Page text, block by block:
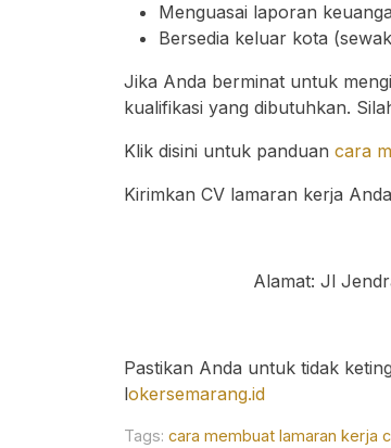
Menguasai laporan
Bersedia keluar kota
Jika Anda berminat untuk
kualifikasi yang dibutuhkan.
Klik disini untuk panduan cara
Kirimkan CV lamaran kerja
Alamat: Jl
Pastikan Anda untuk tidak
lokersemarang.id
Tags: cara membuat lamaran kerja